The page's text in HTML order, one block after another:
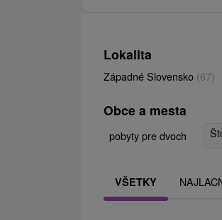
Lokalita
Západné Slovensko (67)
Obce a mesta
pobyty pre dvoch
VŠETKY